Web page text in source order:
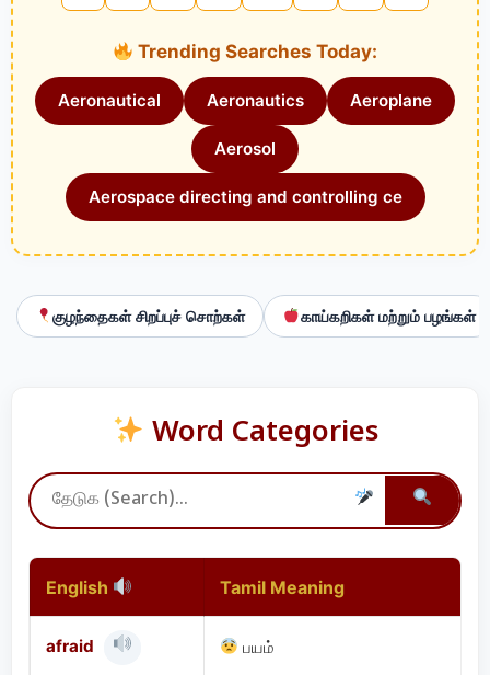
Trending Searches Today:
Aeronautical Aeronautics Aeroplane
Aerosol
Aerospace directing and controlling ce
குழந்தைகள் சிறப்புச் சொற்கள் காய்கறிகள் மற்றும் பழங்கள்
Word Categories
English Tamil Meaning
afraid பயம்